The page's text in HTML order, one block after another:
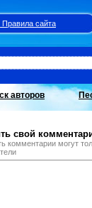
Правила сайта
авторов
свой
комментарии могут